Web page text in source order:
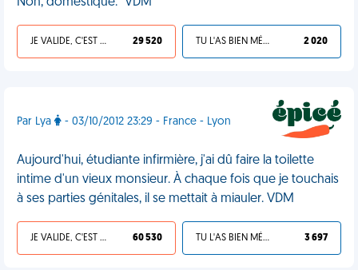
JE VALIDE, C'EST UNE VDM 29 520 TU L'AS BIEN MÉRITÉ 2 020
Par Lya - 03/10/2012 23:29 - France - Lyon
Aujourd'hui, étudiante infirmière, j'ai dû faire la toilette
intime d'un vieux monsieur. À chaque fois que je touchais
à ses parties génitales, il se mettait à miauler. VDM
JE VALIDE, C'EST UNE VDM 60 530 TU L'AS BIEN MÉRITÉ 3 697